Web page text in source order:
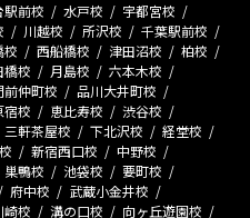
駅前校 水戸校
宇都宮校
川越校 所沢校
千葉駅前校
校 西船橋校 津田沼校
柏校
橋校 月島校
六本木校
前仲町校
品川大井町校
宿校 恵比寿校
渋谷校
三軒茶屋校 下北沢校
経堂校
新宿西口校
中野校
巣鴨校 池袋校
要町校
府中校
武蔵小金井校
崎校 溝の口校
向ヶ丘遊園校